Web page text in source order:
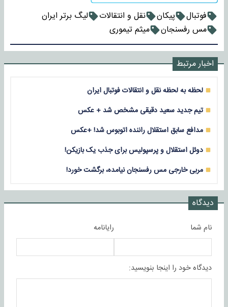
فوتبال پیکان نقل و انتقالات
لیگ برتر ایران
مس رفسنجان
میثم تیموری
اخبار مرتبط
لحظه به لحظه نقل و انتقالات فوتبال ایران
تیم جدید سعید دقیقی مشخص شد + عکس
مدافع سابق استقلال راننده اتوبوس شد! +عکس
دوئل استقلال و پرسپولیس برای جذب یک بازیکن!
مربی خارجی مس رفسنجان نیامده، برگشت خورد!
دیدگاه
نام شما رایانامه
دیدگاه خود را اینجا بنویسید: